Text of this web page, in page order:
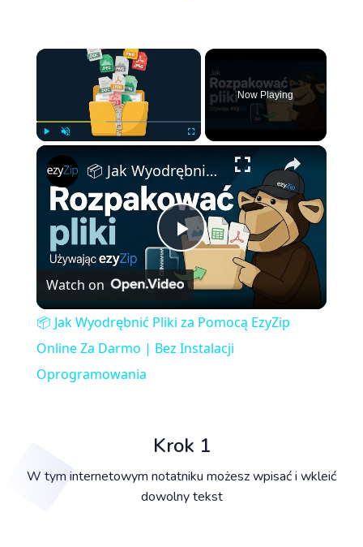
×
Now Playing
×
Play
Video
📦 Jak Wyodrębnić Pliki za Pomocą EzyZip Online Za Darmo | Bez Instalacji Oprogramowania
Watch on
📦 Jak Wyodrębnić Pliki za Pomocą EzyZip
Online Za Darmo | Bez Instalacji
Oprogramowania
Krok 1
W tym internetowym notatniku możesz wpisać i wkleić
dowolny tekst